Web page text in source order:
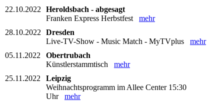
22.10.2022
Heroldsbach - abgesagt
Franken Express Herbstfest mehr
28.10.2022
Dresden
Live-TV-Show - Music Match - MyTVplus mehr
05.11.2022
Obertrubach
Künstlerstammtisch mehr
25.11.2022
Leipzig
Weihnachtsprogramm im Allee Center 15:30
Uhr mehr